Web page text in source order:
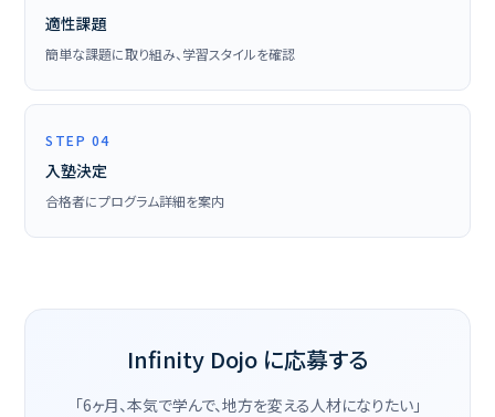
適性課題
簡単な課題に取り組み、学習スタイルを確認
STEP 04
入塾決定
合格者にプログラム詳細を案内
Infinity Dojo に応募する
「6ヶ月、本気で学んで、地方を変える人材になりたい」